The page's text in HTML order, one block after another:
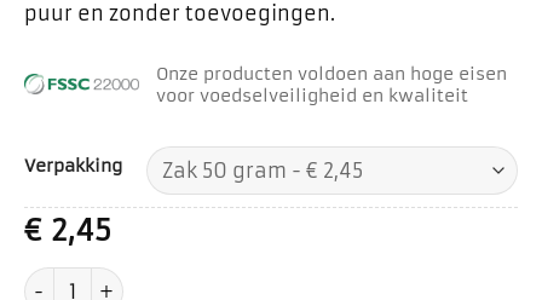
puur en zonder toevoegingen.
Onze producten voldoen aan hoge eisen
voor voedselveiligheid en kwaliteit
Verpakking
€2,45
Blaaswier aantal